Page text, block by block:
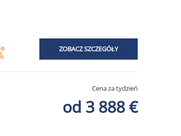
ZOBACZ SZCZEGÓŁY
Cena za tydzień
od 3 888 €